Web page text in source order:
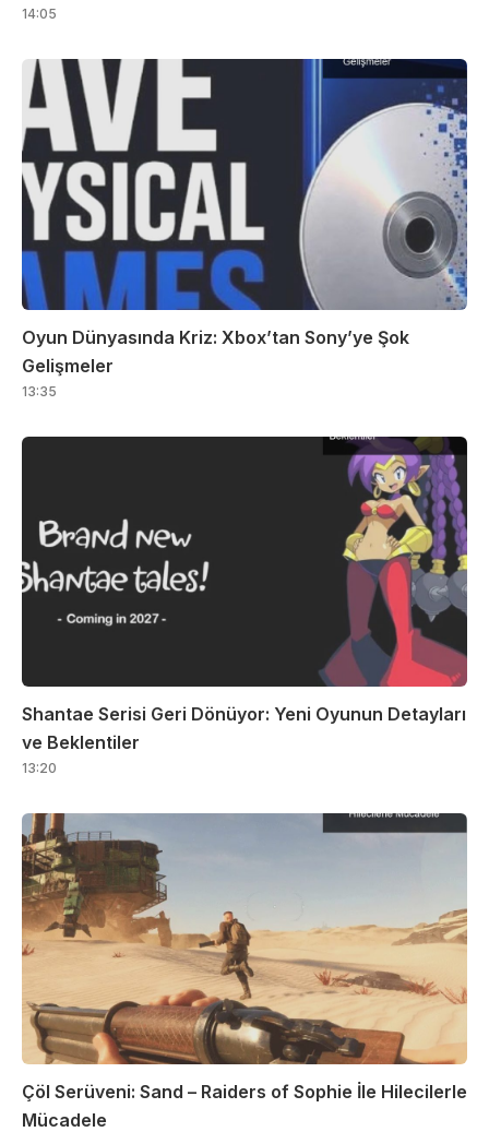
14:05
Oyun Dünyasında Kriz: Xbox’tan Sony’ye Şok
Gelişmeler
13:35
Shantae Serisi Geri Dönüyor: Yeni Oyunun Detayları
ve Beklentiler
13:20
Çöl Serüveni: Sand – Raiders of Sophie İle Hilecilerle
Mücadele